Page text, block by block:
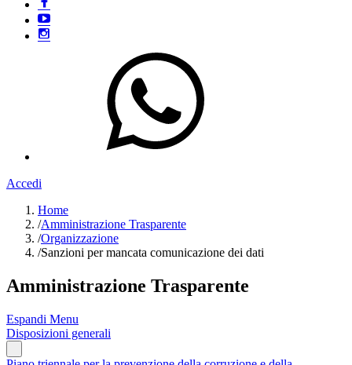
Accedi
Home
/Amministrazione Trasparente
/Organizzazione
/Sanzioni per mancata comunicazione dei dati
Amministrazione Trasparente
Espandi Menu
Disposizioni generali